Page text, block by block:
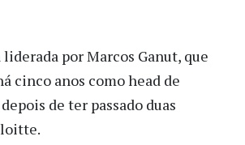
por Marcos Ganut, que
cinco anos como head de
de ter passado duas